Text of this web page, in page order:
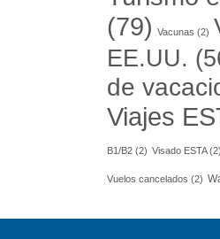
(79) Vacunas (2)
EE.UU.
de
Viajes
B1/B2(2) Visado ESTA(2)
Vuelos cancelados (2)